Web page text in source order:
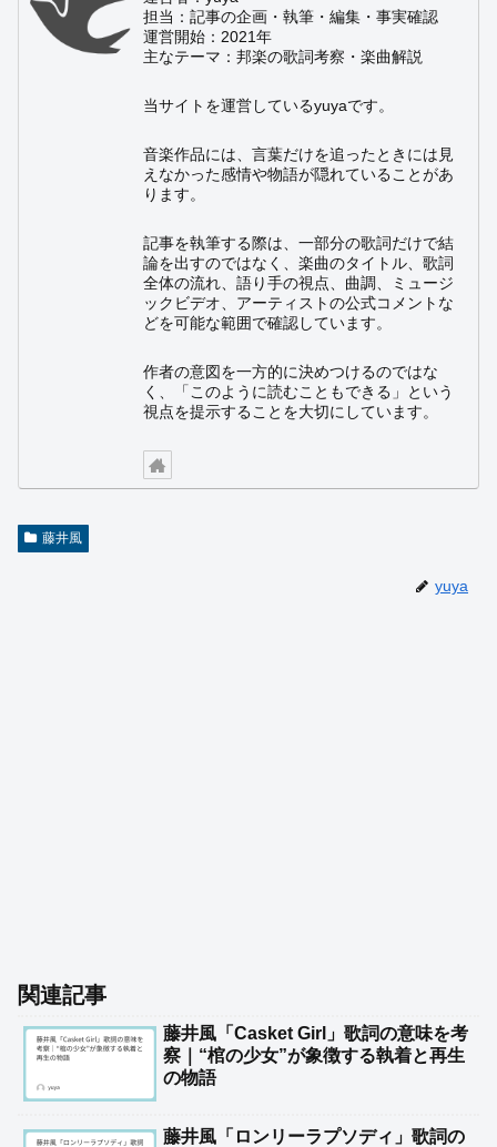
担当：記事の企画・執筆・編集・事実確認
運営開始：2021年
主なテーマ：邦楽の歌詞考察・楽曲解説
当サイトを運営しているyuyaです。
音楽作品には、言葉だけを追ったときには見
えなかった感情や物語が隠れていることがあ
ります。
記事を執筆する際は、一部分の歌詞だけで結
論を出すのではなく、楽曲のタイトル、歌詞
全体の流れ、語り手の視点、曲調、ミュージ
ックビデオ、アーティストの公式コメントな
どを可能な範囲で確認しています。
作者の意図を一方的に決めつけるのではな
く、「このように読むこともできる」という
視点を提示することを大切にしています。
藤井風
yuya
関連記事
藤井風「Casket Girl」歌詞の意味を考
察｜“棺の少女”が象徴する執着と再生
の物語
藤井風「ロンリーラプソディ」歌詞の